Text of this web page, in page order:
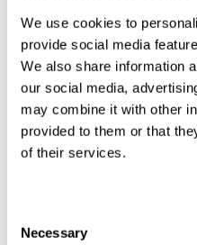
We use cookies to
provide social media
We also share information
our social media,
may combine it with other
provided to them or that
of their services.
Selection
Necessary
Das könnte
interessieren